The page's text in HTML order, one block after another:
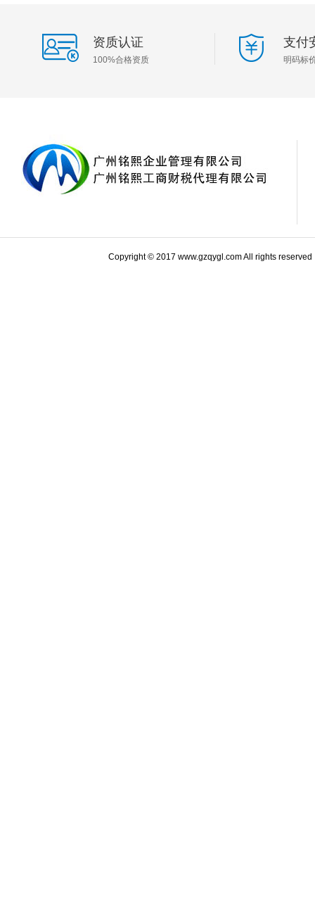
资质认证
100%合格资质
支付
明码标
Copyright © 2017 www.gzqygl.com All rights